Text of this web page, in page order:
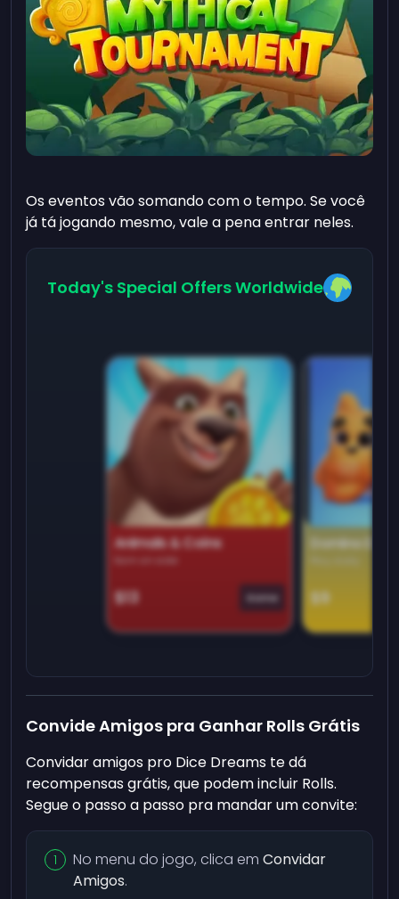
Os eventos vão somando com o tempo. Se você
já tá jogando mesmo, vale a pena entrar neles.
Today's Special Offers Worldwide
Animals & Coins
$13 Game
Domino
$9
Convide Amigos pra Ganhar Rolls Grátis
Convidar amigos pro Dice Dreams te dá
recompensas grátis, que podem incluir Rolls.
Segue o passo a passo pra mandar um convite:
No menu do jogo, clica emConvidar
Amigos.